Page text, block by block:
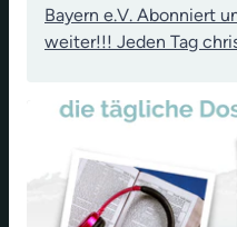
Bayern e.V. Abonniert
weiter!!! Jeden Tag